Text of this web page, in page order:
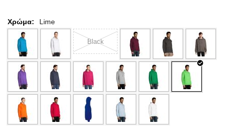
Χρώμα: Lime
Black